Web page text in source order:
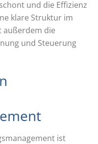
und die Effizienz
klare Struktur im
außerdem die
und Steuerung
ist